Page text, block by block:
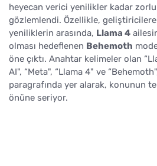
heyecan verici yenilikler kadar
gözlemlendi. Özellikle,
yeniliklerin arasında, Llama 4
olması hedeflenen Behemoth
öne çıktı. Anahtar kelimeler olan
AI", “Meta", “Llama 4" ve
paragrafında yer alarak, konunun
önüne seriyor.